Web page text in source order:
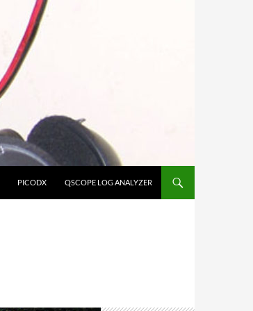
PICODX QSCOPE LOG ANALYZER